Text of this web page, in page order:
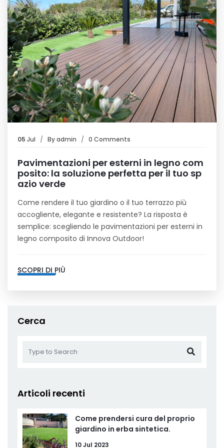
05 Jul Byadmin 0 Comments
Pavimentazioni per esterni in legno com
posito: la soluzione perfetta per il tuo sp
azio verde
Come rendere il tuo giardino o il tuo terrazzo più
accogliente, elegante e resistente? La risposta è
semplice: scegliendo le pavimentazioni per esterni in
legno composito di Innova Outdoor!
SCOPRI DI PIÙ
Cerca
Articoli recenti
Come prendersi cura del proprio
giardino in erba sintetica.
10 Jul 2023